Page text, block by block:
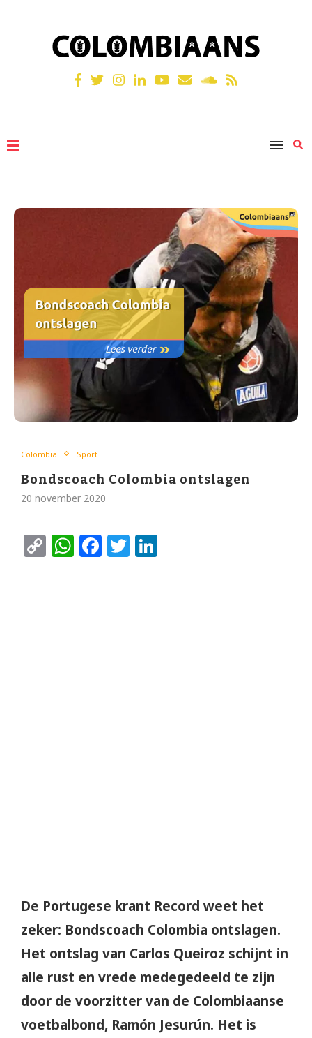
Colombia Sport
Bondscoach Colombia ontslagen
20 november 2020
CopyWhatsApp
Facebook
Twitter
De Portugese krant Record weet het
zeker: Bondscoach Colombia ontslagen.
Het ontslag van Carlos Queiroz schijnt in
alle rust en vrede medegedeeld te zijn
door de voorzitter van de Colombiaanse
voetbalbond, Ramón Jesurún. Het is